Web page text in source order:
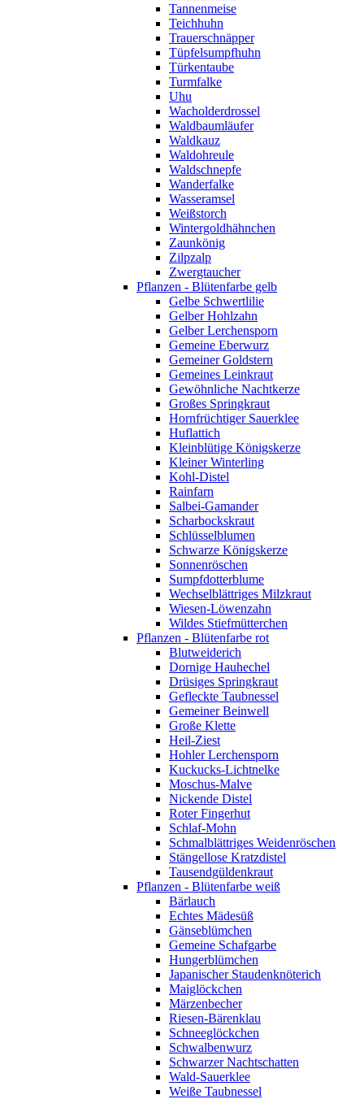
Tannenmeise
Teichhuhn
Trauerschnäpper
Tüpfelsumpfhuhn
Türkentaube
Turmfalke
Uhu
Wacholderdrossel
Waldbaumläufer
Waldkauz
Waldohreule
Waldschnepfe
Wanderfalke
Wasseramsel
Weißstorch
Wintergoldhähnchen
Zaunkönig
Zilpzalp
Zwergtaucher
Pflanzen - Blütenfarbe gelb
Gelbe Schwertlilie
Gelber Hohlzahn
Gelber Lerchensporn
Gemeine Eberwurz
Gemeiner Goldstern
Gemeines Leinkraut
Gewöhnliche Nachtkerze
Großes Springkraut
Hornfrüchtiger Sauerklee
Huflattich
Kleinblütige Königskerze
Kleiner Winterling
Kohl-Distel
Rainfarn
Salbei-Gamander
Scharbockskraut
Schlüsselblumen
Schwarze Königskerze
Sonnenröschen
Sumpfdotterblume
Wechselblättriges Milzkraut
Wiesen-Löwenzahn
Wildes Stiefmütterchen
Pflanzen - Blütenfarbe rot
Blutweiderich
Dornige Hauhechel
Drüsiges Springkraut
Gefleckte Taubnessel
Gemeiner Beinwell
Große Klette
Heil-Ziest
Hohler Lerchensporn
Kuckucks-Lichtnelke
Moschus-Malve
Nickende Distel
Roter Fingerhut
Schlaf-Mohn
Schmalblättriges Weidenröschen
Stängellose Kratzdistel
Tausendgüldenkraut
Pflanzen - Blütenfarbe weiß
Bärlauch
Echtes Mädesüß
Gänseblümchen
Gemeine Schafgarbe
Hungerblümchen
Japanischer Staudenknöterich
Maiglöckchen
Märzenbecher
Riesen-Bärenklau
Schneeglöckchen
Schwalbenwurz
Schwarzer Nachtschatten
Wald-Sauerklee
Weiße Taubnessel